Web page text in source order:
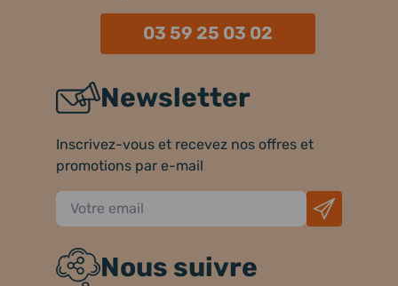
03 59 25 03 02
Newsletter
Inscrivez-vous et recevez nos offres et
promotions par e-mail
Nous suivre